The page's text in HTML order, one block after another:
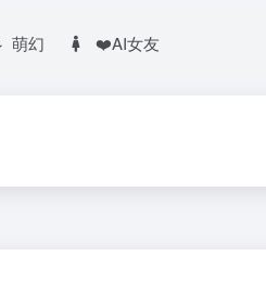
萌幻 ❤️AI女友